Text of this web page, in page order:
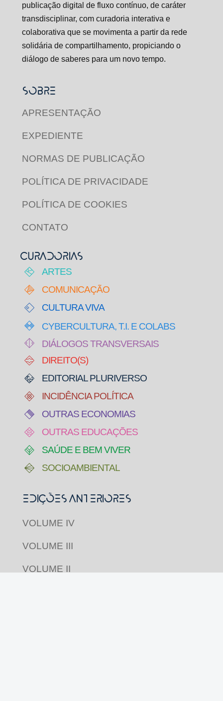
publicação digital de fluxo contínuo, de caráter
transdisciplinar, com curadoria interativa e
colaborativa que se movimenta a partir da rede
solidária de compartilhamento, propiciando o
diálogo de saberes para um novo tempo.
SOBRE
APRESENTAÇÃO
EXPEDIENTE
NORMAS DE PUBLICAÇÃO
POLÍTICA DE PRIVACIDADE
POLÍTICA DE COOKIES
CONTATO
CURADORIAS
ARTES
COMUNICAÇÃO
CULTURA VIVA
CYBERCULTURA, T.I. E COLABS
DIÁLOGOS TRANSVERSAIS
DIREITO(S)
EDITORIAL PLURIVERSO
INCIDÊNCIA POLÍTICA
OUTRAS ECONOMIAS
OUTRAS EDUCAÇÕES
SAÚDE E BEM VIVER
SOCIOAMBIENTAL
Edições Anteriores
VOLUME IV
VOLUME III
VOLUME II